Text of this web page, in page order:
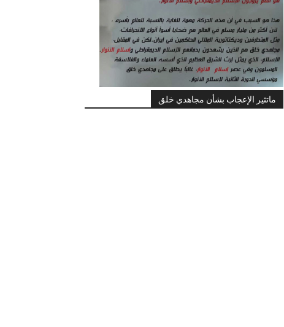
ماتثير الإعجاب بشأن مجاهدي خلق